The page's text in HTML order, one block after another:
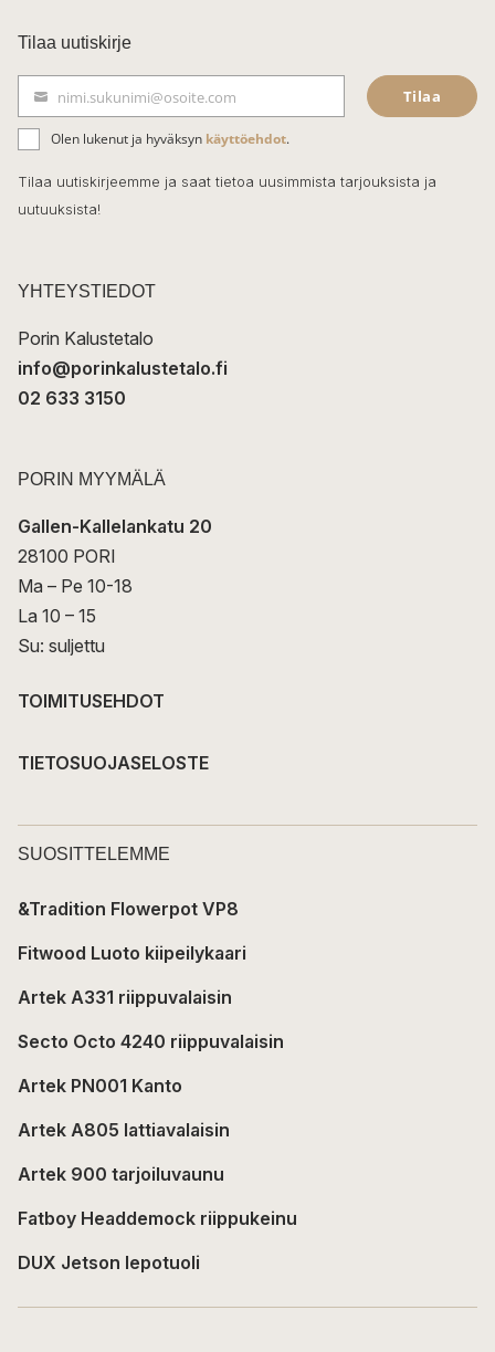
c
e
b
o
o
k
Tilaa uutiskirje
ä
h
k
p
t
nimi.sukunimi@osoite.com Tilaa
Olen lukenut ja hyväksyn käyttöehdot.
Tilaa uutiskirjeemme ja saat tietoa uusimmista tarjouksista ja
uutuuksista!
YHTEYSTIEDOT
Porin Kalustetalo
info@porinkalustetalo.fi
02 633 3150
PORIN MYYMÄLÄ
Gallen-Kallelankatu 20
28100 PORI
Ma – Pe 10-18
La 10 – 15
Su: suljettu
TOIMITUSEHDOT
TIETOSUOJASELOSTE
SUOSITTELEMME
&Tradition Flowerpot VP8
Fitwood Luoto kiipeilykaari
Artek A331 riippuvalaisin
Secto Octo 4240 riippuvalaisin
Artek PN001 Kanto
Artek A805 lattiavalaisin
Artek 900 tarjoiluvaunu
Fatboy Headdemock riippukeinu
DUX Jetson lepotuoli